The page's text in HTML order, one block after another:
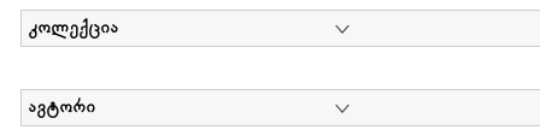
კოლექცია
ავტორი